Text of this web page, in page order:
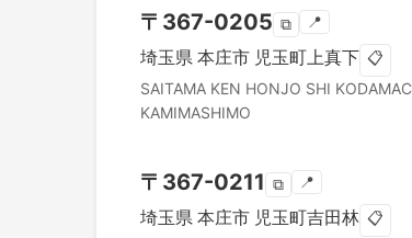
〒 367-0205 ⧉ 📍
埼玉県 本庄市 児玉町上真下 📋
SAITAMA KEN HONJO SHI
KAMIMASHIMO
〒 367-0211 ⧉ 📍
埼玉県 本庄市 児玉町吉田林 📋